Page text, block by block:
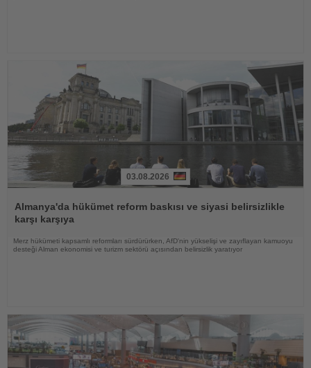
Oku
03.08.2026
Almanya'da hükümet reform baskısı ve siyasi belirsizlikle
karşı karşıya
Merz hükümeti kapsamlı reformları sürdürürken, AfD'nin yükselişi ve zayıflayan kamuoyu
desteği Alman ekonomisi ve turizm sektörü açısından belirsizlik yaratıyor